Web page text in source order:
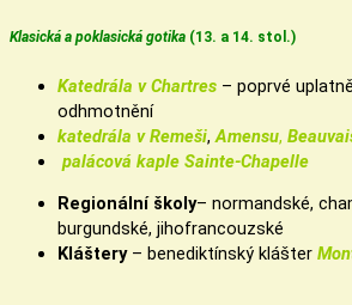
Klasická a poklasická gotika (13. a 14. stol.)
Katedrála v Chartres – poprvé
odhmotnění
katedrála v Remeši,Amensu,
palácová kaple Sainte-Chapelle
Regionální školy– normandské,
burgundské, jihofrancouzské
Kláštery – benediktínský klášter